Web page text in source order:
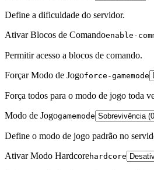
Define a dificuldade do servidor.
Ativar Blocos de Comandoenable-
Permitir acesso a blocos de comando.
Forçar Modo de Jogoforce-gamemode
Força todos para o modo de jogo toda
Modo de Jogogamemode
Define o modo de jogo padrão no
Ativar Modo Hardcorehardcore